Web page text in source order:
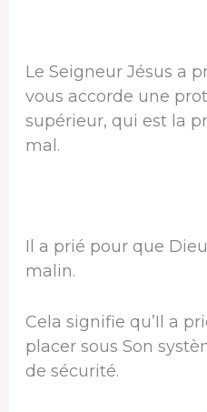
Le Seigneur Jésus a
vous accorde une
supérieur, qui est la
mal.
Il a prié pour que
malin.
Cela signifie qu’Il ​​a
placer sous Son
de sécurité.